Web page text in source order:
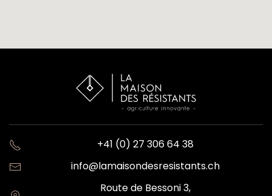
+41 (0) 27 306 64 38
info@lamaisondesresistants.ch
Route de Bessoni 3,